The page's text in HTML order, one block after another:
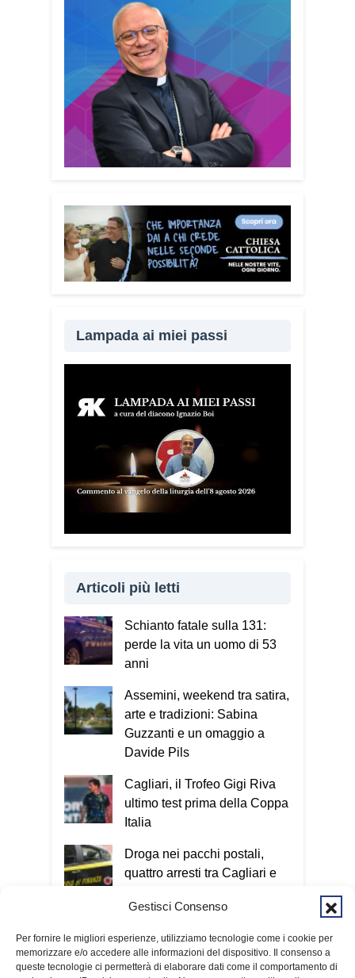
Gestisci Consenso
Per fornire le migliori esperienze, utilizziamo tecnologie come i cookie per
memorizzare e/o accedere alle informazioni del dispositivo. Il consenso a
queste tecnologie ci permetterà di elaborare dati come il comportamento di
Lampada ai miei passi
Articoli più letti
Schianto fatale sulla 131:
perde la vita un uomo di 53
anni
Assemini, weekend tra satira,
arte e tradizioni: Sabina
Guzzanti e un omaggio a
Davide Pils
Cagliari, il Trofeo Gigi Riva
ultimo test prima della Coppa
Italia
Droga nei pacchi postali,
quattro arresti tra Cagliari e
mattina: ancora disagi sulla
rotta Cagliari-Roma